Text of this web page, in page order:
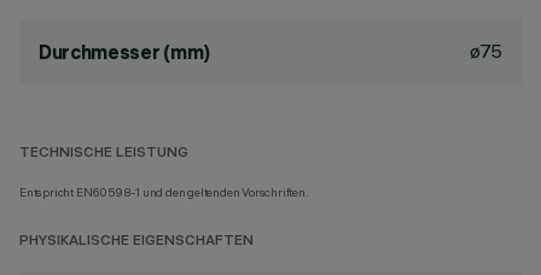
Durchmesser (mm) ø75
TECHNISCHE LEISTUNG
Entspricht EN60598-1 und den geltenden Vorschriften.
PHYSIKALISCHE EIGENSCHAFTEN